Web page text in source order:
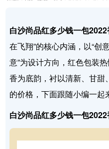
白沙尚品红多少钱一包
在飞翔”的核心内涵，以“创
意”为设计方向，红色包装
香为底韵，衬以清新、甘
的价格，下面跟随小编一起
白沙尚品红多少钱一包